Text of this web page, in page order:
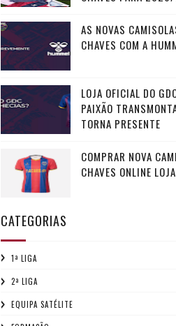
AS NOVAS
CHAVES COM A
LOJA OFICIAL DO
PAIXÃO
TORNA PRESENTE
COMPRAR NOVA
CHAVES ONLINE
CATEGORIAS
1ª LIGA
2ª LIGA
EQUIPA SATÉLITE